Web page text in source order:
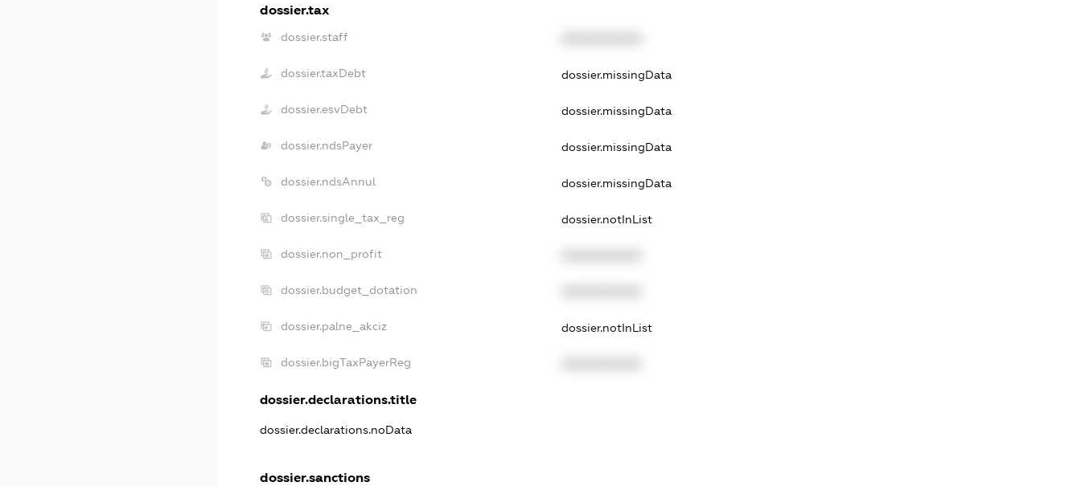
dossier.tax
dossier.staff
dossier.taxDebt dossier.missingData
dossier.esvDebt dossier.missingData
dossier.ndsPayer dossier.missingData
dossier.ndsAnnul dossier.missingData
dossier.single_tax_reg dossier.notInList
dossier.non_profit
dossier.budget_dotation
dossier.palne_akciz dossier.notInList
dossier.bigTaxPayerReg
dossier.declarations.title
dossier.declarations.noData
dossier.sanctions